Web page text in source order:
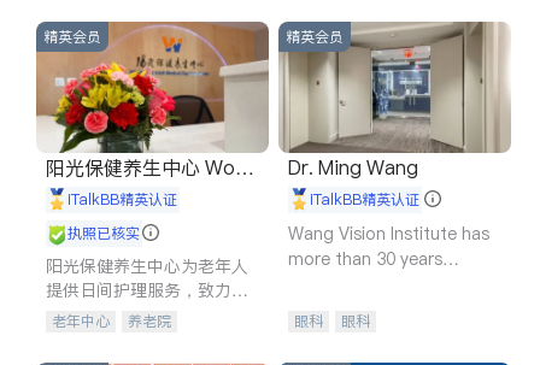
建筑合同、刑事案件全包办
信托/遗嘱
商业
商标注册
律师-其它 保释
商铺租售
开发商建商
精英会员
阳光保健养生中心 World
shine
iTalkBB精英认证
执照已核实
阳光保健养生中心为老年人
提供日间护理服务，致力于
通过持续的护理创新来有效
老年中心 养老院
精英会员
Dr. Ming Wang
iTalkBB精英认证
Wang Vision Institute has
more than 30 years
眼科 眼科